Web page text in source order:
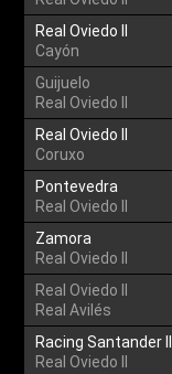
Real Oviedo II
Cayón
Guijuelo
Real Oviedo II
Real Oviedo II
Coruxo
Pontevedra
Real Oviedo II
Zamora
Real Oviedo II
Real Oviedo II
Real Avilés
Racing Santander II
Real Oviedo II